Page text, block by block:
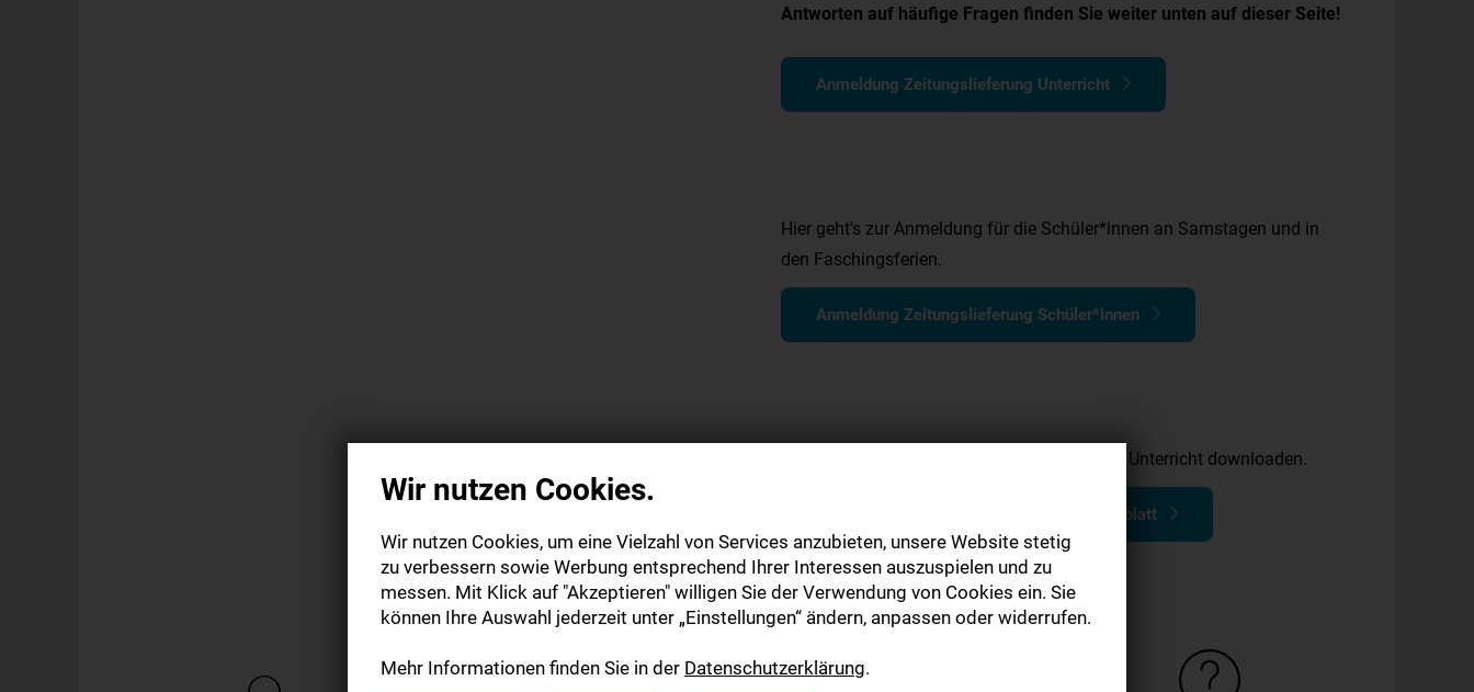
Antworten auf häufige Fragen finden Sie weiter unten auf dieser Seite!
Anmeldung Zeitungslieferung Unterricht
Hier geht's zur Anmeldung für die Schüler*innen an Samstagen und in
den Faschingsferien.
Anmeldung Zeitungslieferung Schüler*innen
Hier können Sie das Begleitmaterial für Ihren Unterricht downloaden.
Download Begleitmaterial Hohenloher Tagblatt
Wir nutzen Cookies.
Wir nutzen Cookies, um eine Vielzahl von Services anzubieten, unsere Website stetig
zu verbessern sowie Werbung entsprechend Ihrer Interessen auszuspielen und zu
messen. Mit Klick auf "Akzeptieren" willigen Sie der Verwendung von Cookies ein. Sie
können Ihre Auswahl jederzeit unter „Einstellungen“ ändern, anpassen oder widerrufen.
Mehr Informationen finden Sie in der Datenschutzerklärung.